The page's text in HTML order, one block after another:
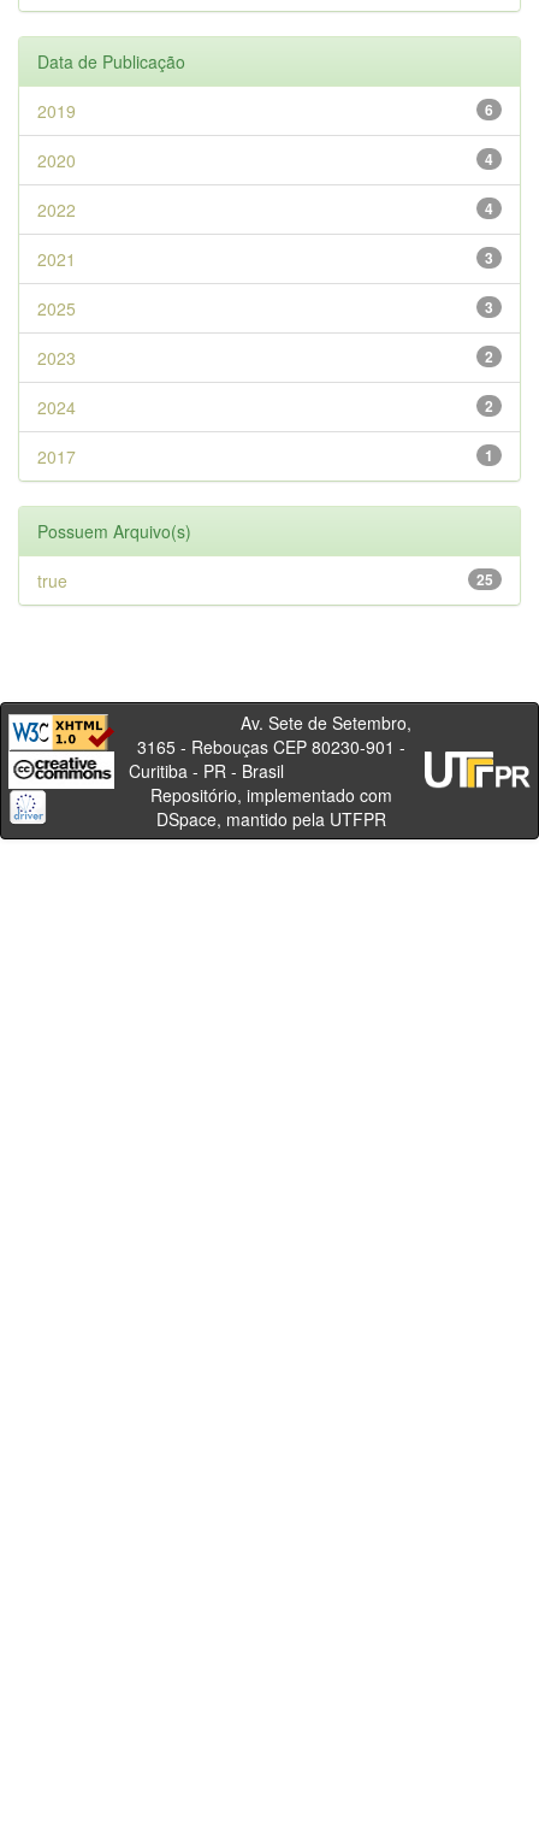
Data de Publicação
6
2019
4
2020
4
2022
3
2021
3
2025
2
2023
2
2024
1
2017
Possuem Arquivo(s)
25
true
Av. Sete de Setembro,
3165 - Rebouças CEP 80230-901 -
Curitiba - PR - Brasil
Repositório, implementado com
DSpace, mantido pela UTFPR